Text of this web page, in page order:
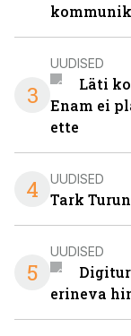
3
UUDISED
Läti
Enam ei
ette
4 UUDISED
Tark
5
UUDISED
erineva